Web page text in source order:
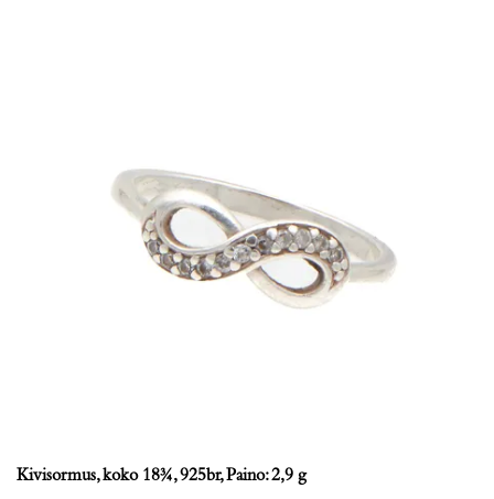
Kivisormus, koko 18¾, 925br, Paino: 2,9 g